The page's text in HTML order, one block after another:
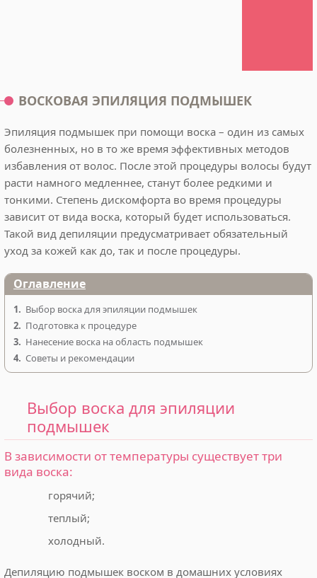
ВОСКОВАЯ ЭПИЛЯЦИЯ ПОДМЫШЕК
Эпиляция подмышек при помощи воска – один из самых
болезненных, но в то же время эффективных методов
избавления от волос. После этой процедуры волосы будут
расти намного медленнее, станут более редкими и
тонкими. Степень дискомфорта во время процедуры
зависит от вида воска, который будет использоваться.
Такой вид депиляции предусматривает обязательный
уход за кожей как до, так и после процедуры.
Оглавление
1. Выбор воска для эпиляции подмышек
2. Подготовка к процедуре
3. Нанесение воска на область подмышек
4. Советы и рекомендации
Выбор воска для эпиляции
подмышек
В зависимости от температуры существует три
вида воска:
горячий;
теплый;
холодный.
Депиляцию подмышек воском в домашних условиях